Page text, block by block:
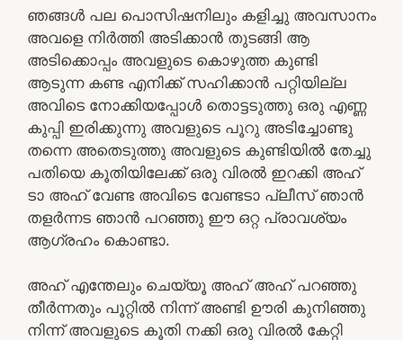
ഞങ്ങൾ പല പൊസിഷനിലും കളിച്ചു അവസാനം
അവളെ നിർത്തി അടിക്കാൻ തുടങ്ങി ആ
അടിക്കൊപ്പം അവളുടെ കൊഴുത്ത കുണ്ടി
ആടുന്ന കണ്ട എനിക്ക് സഹിക്കാൻ പറ്റിയില്ല
അവിടെ നോക്കിയപ്പോൾ തൊട്ടടുത്തു ഒരു എണ്ണ
കുപ്പി ഇരിക്കുന്നു അവളുടെ പൂറു അടിച്ചോണ്ടു
തന്നെ അതെടുത്തു അവളുടെ കുണ്ടിയിൽ തേച്ചു
പതിയെ കൂതിയിലേക്ക് ഒരു വിരൽ ഇറക്കി അഹ്
ടാ അഹ് വേണ്ട അവിടെ വേണ്ടടാ പ്ലീസ് ഞാൻ
തളർന്നട ഞാൻ പറഞ്ഞു ഈ ഒറ്റ പ്രാവശ്യം
ആഗ്രഹം കൊണ്ടാ.
അഹ് എന്തേലും ചെയ്യൂ അഹ് അഹ് പറഞ്ഞു
തീർന്നതും പൂറ്റിൽ നിന്ന് അണ്ടി ഊരി കുനിഞ്ഞു
നിന്ന് അവളുടെ കൂതി നക്കി ഒരു വിരൽ കേറ്റി